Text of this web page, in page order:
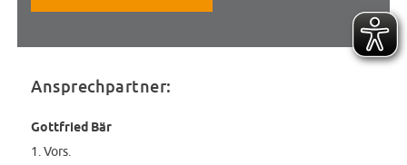
Ansprechpartner:
Gottfried Bär
1. Vors.